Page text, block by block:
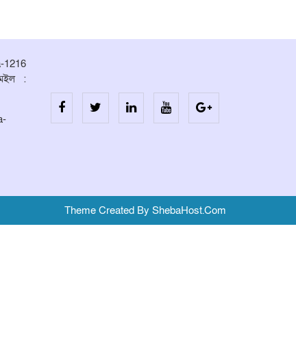
1216
:
Theme Created By ShebaHost.Com